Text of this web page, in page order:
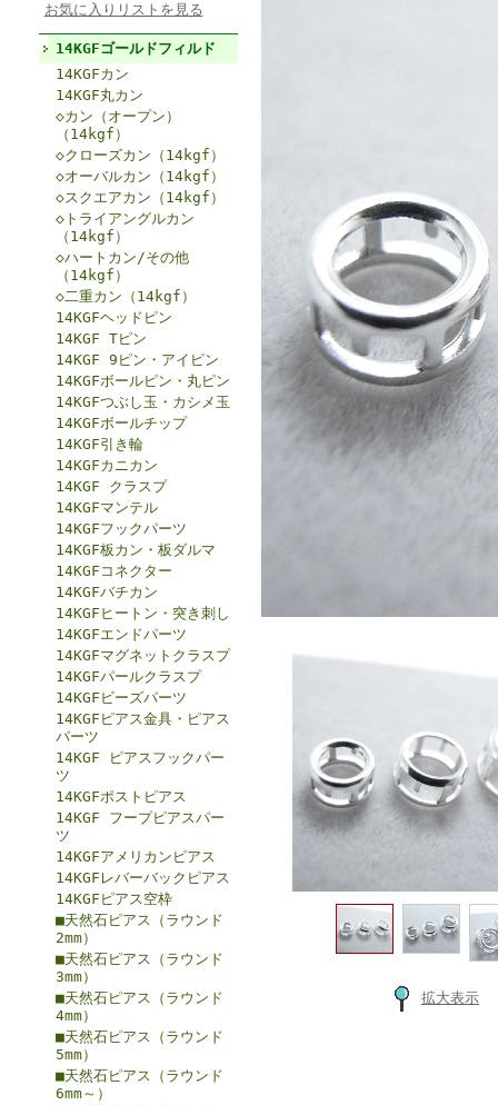
お気に入りリストを見る
14KGFゴールドフィルド
14KGFカン
14KGF丸カン
◇カン（オープン）
（14kgf）
◇クローズカン（14kgf）
◇オーバルカン（14kgf）
◇スクエアカン（14kgf）
◇トライアングルカン
（14kgf）
◇ハートカン/その他
（14kgf）
◇二重カン（14kgf）
14KGFヘッドピン
14KGF Tピン
14KGF 9ピン・アイピン
14KGFボールピン・丸ピン
14KGFつぶし玉・カシメ玉
14KGFボールチップ
14KGF引き輪
14KGFカニカン
14KGF クラスプ
14KGFマンテル
14KGFフックパーツ
14KGF板カン・板ダルマ
14KGFコネクター
14KGFバチカン
14KGFヒートン・突き刺し
14KGFエンドパーツ
14KGFマグネットクラスプ
14KGFパールクラスプ
14KGFビーズパーツ
14KGFピアス金具・ピアス
パーツ
14KGF ピアスフックパー
ツ
14KGFポストピアス
14KGF フープピアスパー
ツ
14KGFアメリカンピアス
14KGFレバーバックピアス
14KGFピアス空枠
■天然石ピアス（ラウンド
2mm）
■天然石ピアス（ラウンド
3mm）
■天然石ピアス（ラウンド
4mm）
■天然石ピアス（ラウンド
5mm）
■天然石ピアス（ラウンド
6mm～）
拡大表示